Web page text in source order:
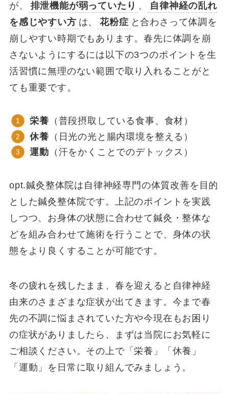
が、
排泄機能が弱っていたり 、
自律神経の乱れ
を感じやすい方 は、 花粉症 と合わさって体調を
崩しやすい時期でもあります。春先に体調を崩
さないようにするには以下の3つのポイントを生
活習慣に無理のない範囲で取り入れることがと
ても重要です。
栄養 （普段摂取している食事、食材）
休養 （日光の光と腸内環境を整える）
運動 （汗をかくことでのデトックス）
opt.鍼灸整体院は自律神経専門の体質改善を目的
とした鍼灸整体院です。上記のポイントを実践
しつつ、お身体の状態に合わせて鍼灸・整体な
どを組み合わせて施術を行うことで、身体の状
態をより良くすることが可能です。
冬の疲れを残したまま、春を迎えると自律神経
由来のさまざまな症状が出てきます。今まで春
先の不調に悩まされていた方や今現在もお困り
の症状がありましたら、まずは当院にお気軽に
ご相談ください。その上で「栄養」「休養」
「運動」を日常に取り組んでみましょう。